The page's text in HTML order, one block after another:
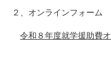
２、オンラインフォーム
令和８年度就学援助費